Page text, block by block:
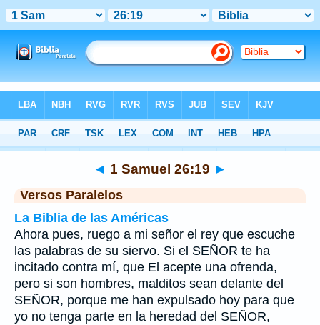
>1 Samuel Capítulo 26 > Verso 19
◄ 1 Samuel 26:19 ►
Versos Paralelos
La Biblia de las Américas
Ahora pues, ruego a mi señor el rey que escuche
las palabras de su siervo. Si el SEÑOR te ha
incitado contra mí, que El acepte una ofrenda,
pero si son hombres, malditos sean delante del
SEÑOR, porque me han expulsado hoy para que
yo no tenga parte en la heredad del SEÑOR,